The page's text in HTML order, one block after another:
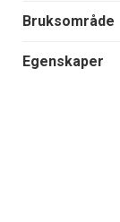
Bruksområde
Egenskaper